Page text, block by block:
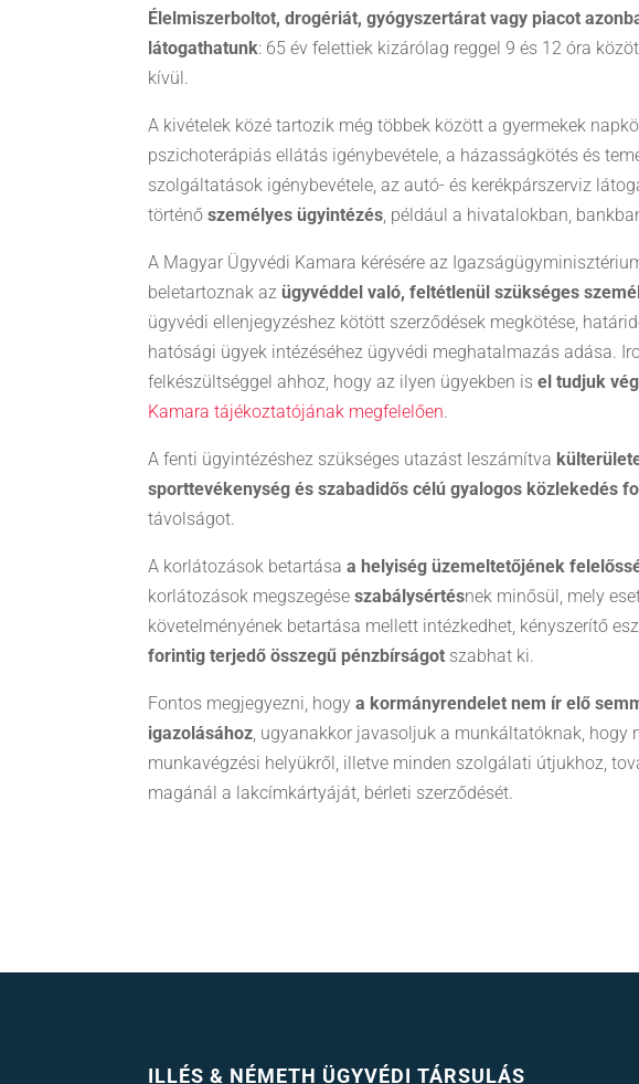
Élelmiszerboltot, drogériát, gyógyszertárat vagy piacot
látogathatunk: 65 év felettiek kizárólag reggel 9 és 12 óra
kívül.
A kivételek közé tartozik még többek között a gyermekek
pszichoterápiás ellátás igénybevétele, a házasságkötés és
szolgáltatások igénybevétele, az autó- és kerékpárszerviz
történőszemélyes ügyintézés , például a hivatalokban,
A Magyar Ügyvédi Kamara kérésére az
beletartoznak azügyvéddel való, feltétlenül szükséges
ügyvédi ellenjegyzéshez kötött szerződések megkötése,
hatósági ügyek intézéséhez ügyvédi meghatalmazás adása.
felkészültséggel ahhoz, hogy az ilyen ügyekben isel tudjuk
Kamara tájékoztatójának megfelelően.
A fenti ügyintézéshez szükséges utazást leszámítva
sporttevékenység és szabadidős célú gyalogos közlekedés
távolságot.
A korlátozások betartásaa helyiség üzemeltetőjének
korlátozások megszegéseszabálysértésnek minősül, mely
követelményének betartása mellett intézkedhet, kényszerítő
forintig terjedő összegű pénzbírságot szabhat ki.
Fontos megjegyezni, hogya kormányrendelet nem ír elő
igazolásához , ugyanakkor javasoljuk a munkáltatóknak,
munkavégzési helyükről, illetve minden szolgálati útjukhoz,
magánál a lakcímkártyáját, bérleti szerződését.
ILLÉS & NÉMETH ÜGYVÉDI TÁRSULÁS